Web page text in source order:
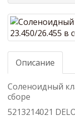
Описание
Соленоидный
сборе
5213214021